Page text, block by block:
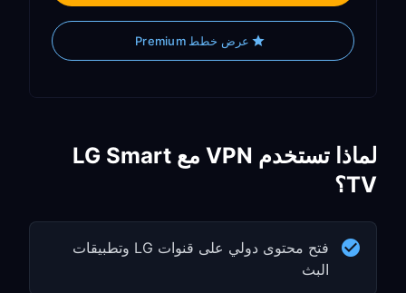
عرض خطط Premium
لماذا تستخدم VPN مع LG Smart
TV؟
فتح محتوى دولي على قنوات LG وتطبيقات
البث